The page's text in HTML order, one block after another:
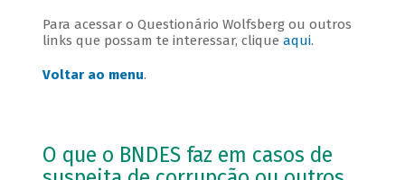
Para acessar o Questionário Wolfsberg ou outros
links que possam te interessar, clique aqui.
Voltar ao menu.
O que o BNDES faz em casos de